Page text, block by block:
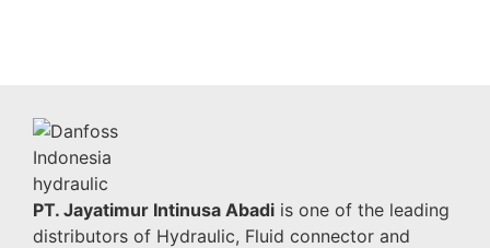
PT. Jayatimur Intinusa Abadi is one of the leading
distributors of Hydraulic, Fluid connector and